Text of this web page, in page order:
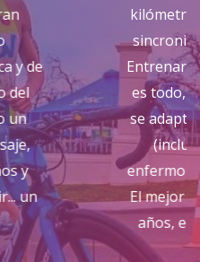
decirlo, un perfecto
y mis entrenos.
pero no lo
entienda, respete y
en cada fase
fase q he estado
no tiene precio.
del triatlón durante
para mi, todo un